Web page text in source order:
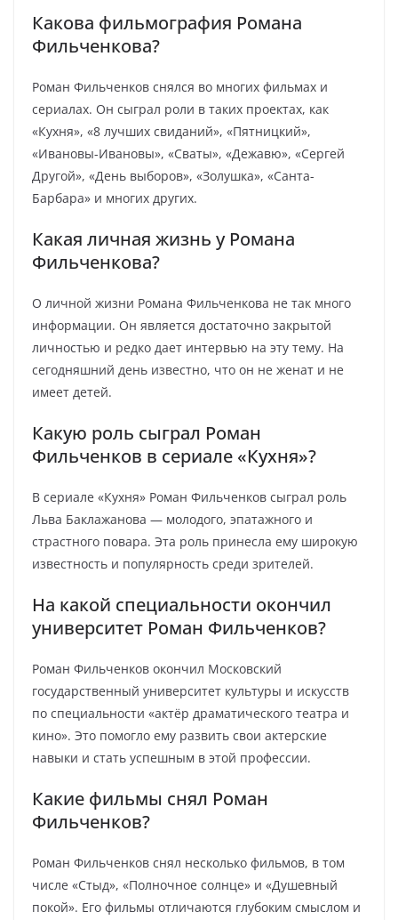
Какова фильмография Романа
Фильченкова?
Роман Фильченков снялся во многих фильмах и
сериалах. Он сыграл роли в таких проектах, как
«Кухня», «8 лучших свиданий», «Пятницкий»,
«Ивановы-Ивановы», «Сваты», «Дежавю», «Сергей
Другой», «День выборов», «Золушка», «Санта-
Барбара» и многих других.
Какая личная жизнь у Романа
Фильченкова?
О личной жизни Романа Фильченкова не так много
информации. Он является достаточно закрытой
личностью и редко дает интервью на эту тему. На
сегодняшний день известно, что он не женат и не
имеет детей.
Какую роль сыграл Роман
Фильченков в сериале «Кухня»?
В сериале «Кухня» Роман Фильченков сыграл роль
Льва Баклажанова — молодого, эпатажного и
страстного повара. Эта роль принесла ему широкую
известность и популярность среди зрителей.
На какой специальности окончил
университет Роман Фильченков?
Роман Фильченков окончил Московский
государственный университет культуры и искусств
по специальности «актёр драматического театра и
кино». Это помогло ему развить свои актерские
навыки и стать успешным в этой профессии.
Какие фильмы снял Роман
Фильченков?
Роман Фильченков снял несколько фильмов, в том
числе «Стыд», «Полночное солнце» и «Душевный
покой». Его фильмы отличаются глубоким смыслом и